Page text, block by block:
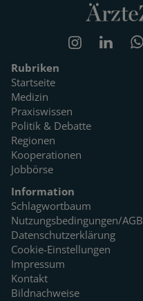
Rubriken
Startseite
Medizin
Praxiswissen
Politik & Debatte
Regionen
Kooperationen
Jobbörse
Information
Schlagwortbaum
Nutzungsbedingungen/AGB
Datenschutzerklärung
Cookie-Einstellungen
Impressum
Kontakt
Bildnachweise